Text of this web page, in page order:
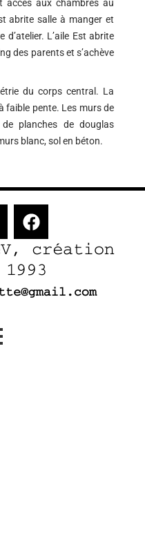
accès aux chambres au
abrite salle à manger et
d’atelier. L’aile Est abrite
des parents et s’achève
du corps central. La
faible pente. Les murs de
planches de douglas
blanc, sol en béton.
F
a
c
e
b
o
création